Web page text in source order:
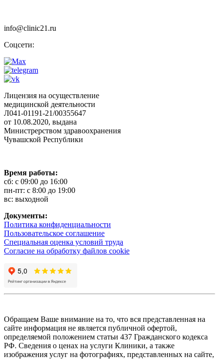
info@clinic21.ru
Соцсети:
Лицензия на осуществление
медицинской деятельности
Л041-01191-21/00355647
от 10.08.2020, выдана
Министрерством здравоохранения
Чувашской Республики
Время работы:
сб: с 09:00 до 16:00
пн-пт: с 8:00 до 19:00
вс: выходной
Документы:
Политика конфиденциальности
Пользовательское соглашение
Специальная оценка условий труда
Согласие на обработку файлов cookie
Обращаем Ваше внимание на то, что вся представленная на
сайте информация не является публичной офертой,
определяемой положением статьи 437 Гражданского кодекса
РФ. Сведения о ценах на услуги Клиники, а также
изображения услуг на фотографиях, представленных на сайте,